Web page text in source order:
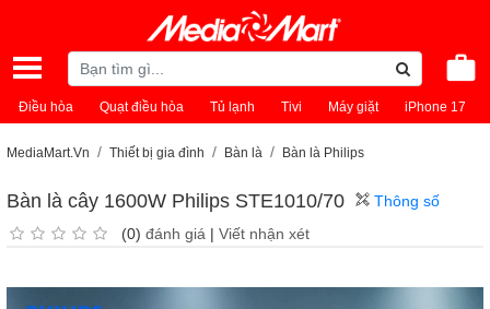
Điều hòa Quạt điều hòa Tủ lạnh Tivi Máy giặt iPhone 17
MediaMart.Vn Thiết bị gia đình Bàn là Bàn là Philips
Bàn là cây 1600W Philips STE1010/70
(0) đánh giá | Viết nhận xét
Thông số